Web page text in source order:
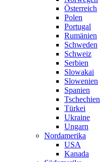
Österreich
Polen
Portugal
Rumänien
Schweden
Schweiz
Serbien
Slowakai
Slowenien
Spanien
Tschechien
Türkei
Ukraine
Ungarn
Nordamerika
USA
Kanada